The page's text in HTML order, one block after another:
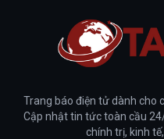
Trang báo điện tử dành cho
Cập nhật tin tức toàn cầu
chính trị, kinh